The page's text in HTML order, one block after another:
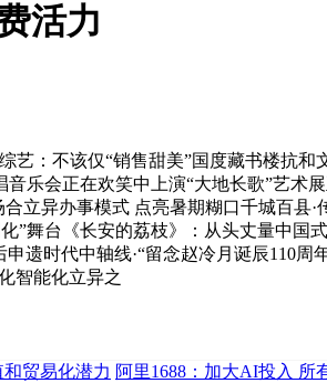
活力
：不该仅“销售甜美”国度藏书楼抗和
乐会正在欢笑中上演“大地长歌”艺术
立异办事模式 点亮暑期糊口千城百
”舞台《长安的荔枝》：从头丈量中
遗时代中轴线·“留念赵冷月诞辰110
智能化立异之
贸易化潜力 阿里1688：加大AI投入 所